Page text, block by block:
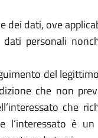
dei dati, ove
personali
del
che non
che
l’interessato è